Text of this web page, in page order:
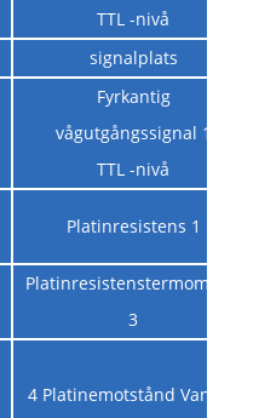
TTL -nivå
signalplats
Fyrkantig
vågutgångssignal 1
TTL -nivå
Platinresistens 1
Platinresistenstermometer
3
4 Platinemotstånd Vanliga